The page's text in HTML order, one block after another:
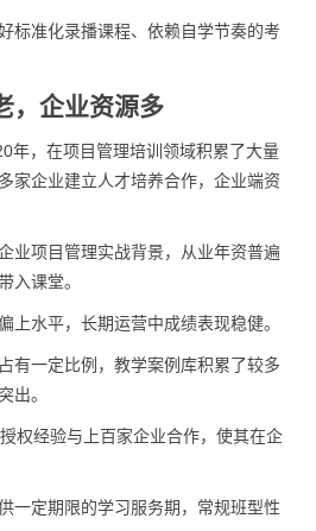
标准化录播课程、依赖自学节奏的考
，企业资源多
年，在项目管理培训领域积累了大量
家企业建立人才培养合作，企业端资
业项目管理实战背景，从业年资普遍
入课堂。
上水平，长期运营中成绩表现稳健。
有一定比例，教学案例库积累了较多
出。
权经验与上百家企业合作，使其在企
一定期限的学习服务期，常规班型性